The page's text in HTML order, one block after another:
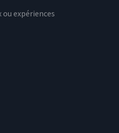
ou expériences